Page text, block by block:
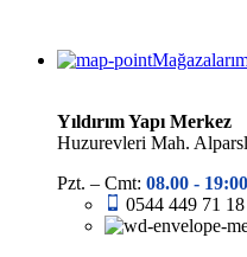
Yıldırım Yapı Merkez
Huzurevleri Mah.
Pzt. – Cmt: 08.00 - 19:00
0544 449 71 18